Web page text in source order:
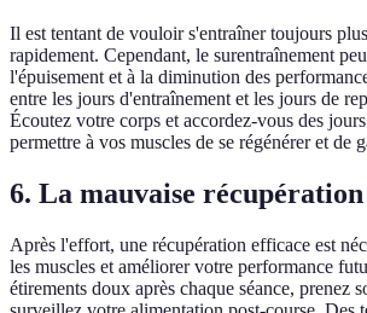
Il est tentant de vouloir s'entraîner toujours
rapidement. Cependant, le surentraînement
l'épuisement et à la diminution des
entre les jours d'entraînement et les jours de
Écoutez votre corps et accordez-vous des
permettre à vos muscles de se régénérer et de
6. La mauvaise récupération
Après l'effort, une récupération efficace est
les muscles et améliorer votre performance
étirements doux après chaque séance, prenez